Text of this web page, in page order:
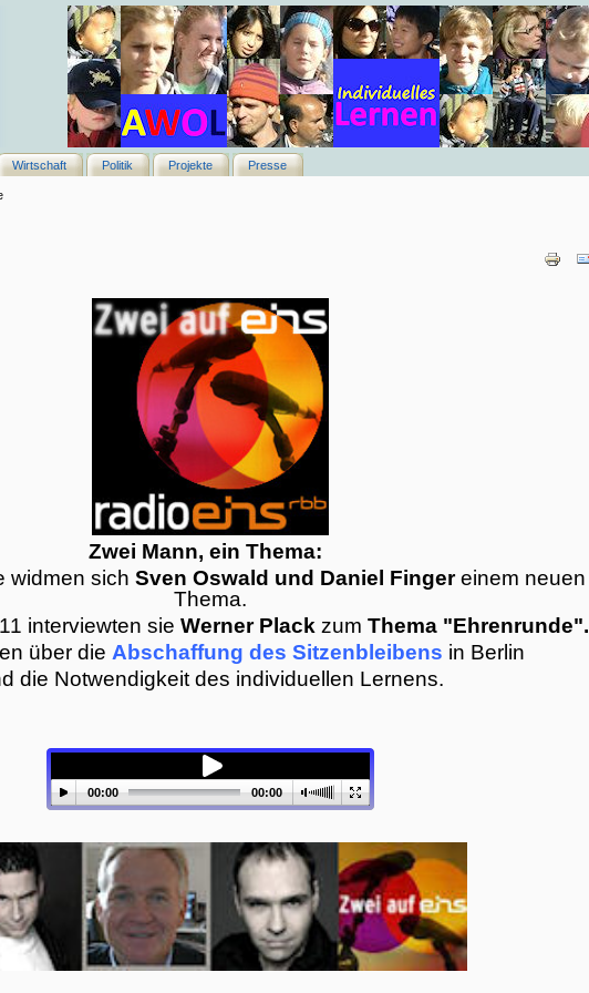
Wirtschaft Politik Projekte Presse
Zwei Mann, ein Thema:
widmen sichSven Oswald und Daniel Fingereinem neuen
Thema.
interviewten sieWerner Plack zumThema "Ehrenrunde".
über die Abschaffung des Sitzenbleibens in Berlin
die Notwendigkeit des individuellen Lernens.
00:00 00:00